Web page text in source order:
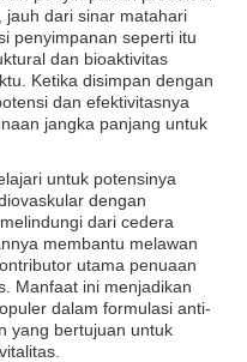
jauh dari sinar matahari
penyimpanan seperti itu
dan bioaktivitas
Ketika disimpan dengan
dan efektivitasnya
jangka panjang untuk
untuk potensinya
dengan
dari cedera
membantu melawan
utama penuaan
Manfaat ini menjadikan
dalam formulasi anti-
yang bertujuan untuk